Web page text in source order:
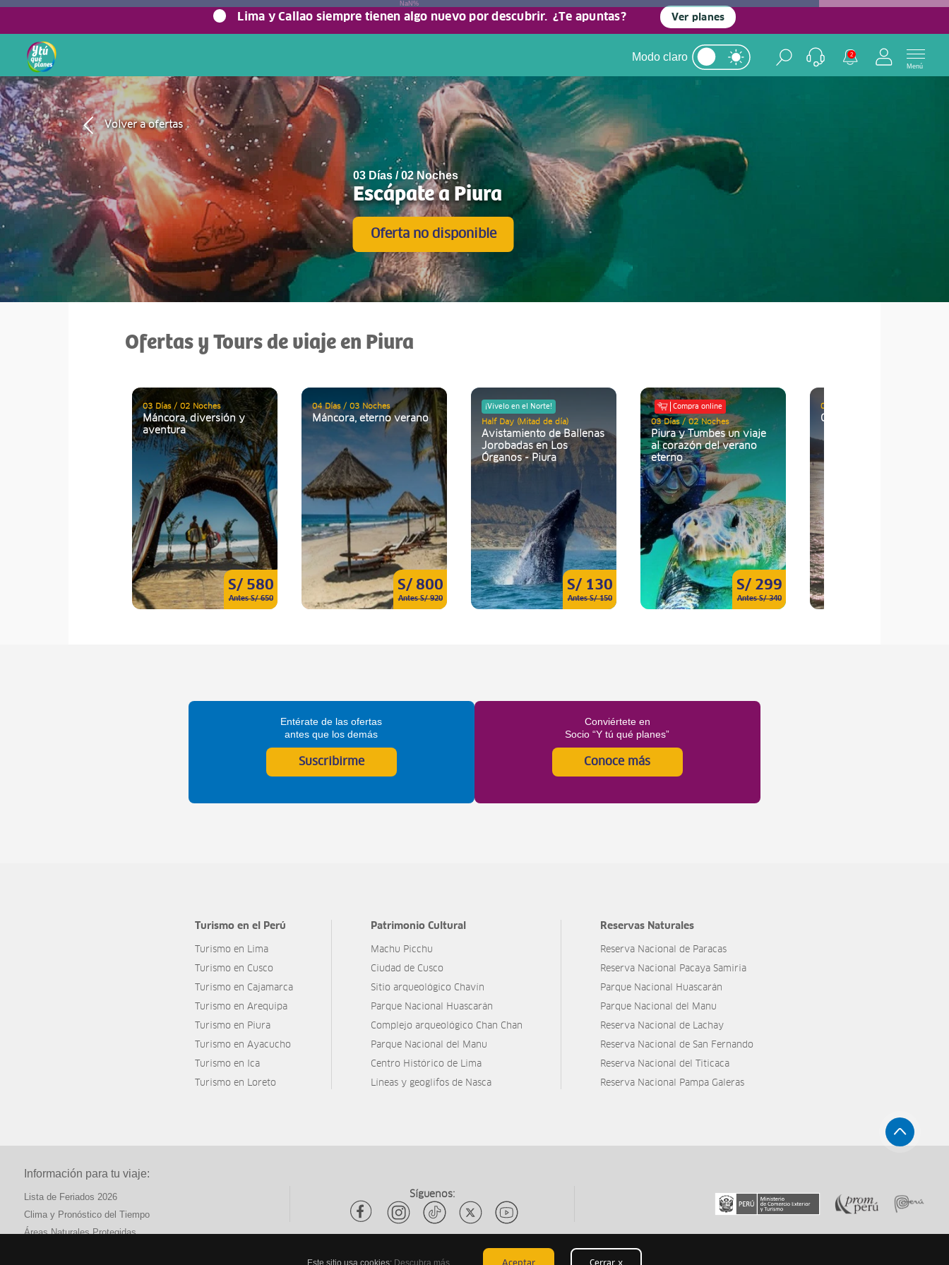
Lima y Callao siempre tienen algo nuevo por descubrir. ¿Te apuntas? Ver planes
Modo claro 2
Menú
NaN%
Volver a ofertas
03 Días / 02 Noches
Escápate a Piura
Oferta no disponible
Ofertas y Tours de viaje en Piura
S/ 580
Antes S/ 650
03 Días / 02 Noches
Máncora, diversión y
aventura
S/ 800
Antes S/ 920
04 Días / 03 Noches
Máncora, eterno verano
S/ 130
Antes S/ 150
¡Vívelo en el Norte!
Half Day (Mitad de día)
Avistamiento de Ballenas
Jorobadas en Los
Órganos - Piura
S/ 299
Antes S/ 340
Compra online
03 Días / 02 Noches
Piura y Tumbes un viaje
al corazón del verano
eterno
03 Días / 02 Noches
Costa Natural
Entérate de las ofertas
antes que los demás
Suscribirme
Conviértete en
Socio “Y tú qué planes”
Conoce más
Turismo en el Perú
Turismo en Lima
Turismo en Cusco
Turismo en Cajamarca
Turismo en Arequipa
Turismo en Piura
Turismo en Ayacucho
Turismo en Ica
Turismo en Loreto
Patrimonio Cultural
Machu Picchu
Ciudad de Cusco
Sitio arqueológico Chavín
Parque Nacional Huascarán
Complejo arqueológico Chan Chan
Parque Nacional del Manu
Centro Histórico de Lima
Líneas y geoglifos de Nasca
Reservas Naturales
Reserva Nacional de Paracas
Reserva Nacional Pacaya Samiria
Parque Nacional Huascarán
Parque Nacional del Manu
Reserva Nacional de Lachay
Reserva Nacional de San Fernando
Reserva Nacional del Titicaca
Reserva Nacional Pampa Galeras
Información para tu viaje:
Lista de Feriados 2026
Clima y Pronóstico del Tiempo
Áreas Naturales Protegidas
Síguenos:
Este sitio usa cookies: Descubra más